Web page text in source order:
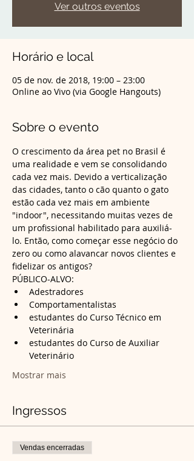
Ver outros eventos
Horário e local
05 de nov. de 2018, 19:00 – 23:00
Online ao Vivo (via Google Hangouts)
Sobre o evento
O crescimento da área pet no Brasil é
uma realidade e vem se consolidando
cada vez mais. Devido a verticalização
das cidades, tanto o cão quanto o gato
estão cada vez mais em ambiente
"indoor", necessitando muitas vezes de
um profissional habilitado para auxiliá-
lo. Então, como começar esse negócio do
zero ou como alavancar novos clientes e
fidelizar os antigos?
PÚBLICO-ALVO:
Adestradores
Comportamentalistas
estudantes do Curso Técnico em
Veterinária
estudantes do Curso de Auxiliar
Veterinário
Mostrar mais
Ingressos
Vendas encerradas